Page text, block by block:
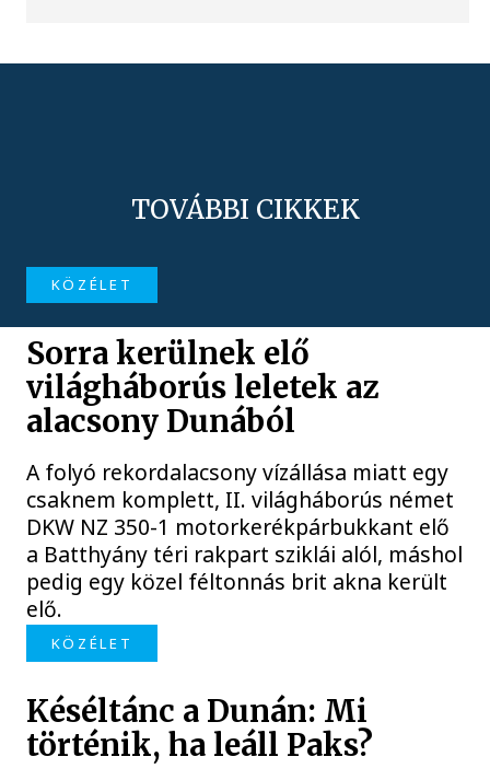
TOVÁBBI CIKKEK
KÖZÉLET
Sorra kerülnek elő
világháborús leletek az
alacsony Dunából
A folyó rekordalacsony vízállása miatt egy
csaknem komplett, II. világháborús német
DKW NZ 350-1 motorkerékpárbukkant elő
a Batthyány téri rakpart sziklái alól, máshol
pedig egy közel féltonnás brit akna került
elő.
KÖZÉLET
Késéltánc a Dunán: Mi
történik, ha leáll Paks?